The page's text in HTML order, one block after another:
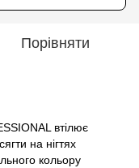
Порівняти
втілює
на нігтях
кольору